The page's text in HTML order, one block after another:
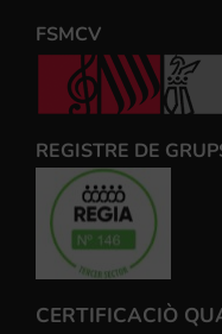
FSMCV
REGISTRE DE
CERTIFICACIÒ